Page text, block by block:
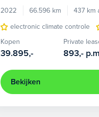
2022
66.596 km 437 km
electronic climate controle
Kopen
39.895,-
Private
893,-
Bekijken